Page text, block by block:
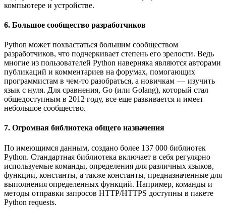
компьютере и устройстве.
6. Большое сообщество разработчиков
Python может похвастаться большим сообществом
разработчиков, что подчеркивает степень его зрелости. Ведь
многие из пользователей Python наверняка являются авторами
публикаций и комментариев на форумах, помогающих
программистам в чем-то разобраться, а новичкам — изучить
язык с нуля. Для сравнения, Go (или Golang), который стал
общедоступным в 2012 году, все еще развивается и имеет
небольшое сообщество.
7. Огромная библиотека общего назначения
По имеющимся данным, создано более 137 000 библиотек
Python. Стандартная библиотека включает в себя регулярно
используемые команды, определения для различных языков,
функции, константы, а также константы, предназначенные для
выполнения определенных функций. Например, команды и
методы отправки запросов HTTP/HTTPS доступны в пакете
Python requests.